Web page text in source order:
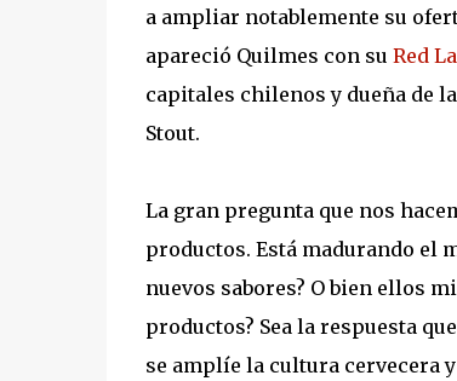
a ampliar notablemente su
apareció Quilmes con su Red
capitales chilenos y dueña de
Stout.
La gran pregunta que nos
productos. Está madurando el
nuevos sabores? O bien ellos
productos? Sea la respuesta
se amplíe la cultura cervecera